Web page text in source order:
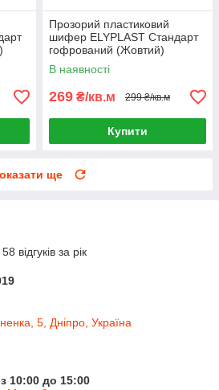
Прозорий пластиковий
шифер ELYPLAST Стандарт
гофрований (Жовтий)
В наявності
269 ₴/кв.м 299 ₴/кв.м
Купити
ще
відгуків за рік
5, Дніпро, Україна
10:00 до 15:00